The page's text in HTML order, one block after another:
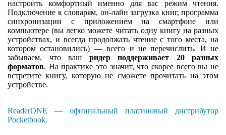
настроить комфортный именно для вас режим чтения.
Подключение к словарям, он-лайн загрузка книг, программа
синхронизации с приложением на смартфоне или
компьютере (вы легко можете читать одну книгу на разных
устройствах, и всегда продолжать чтение с того места, на
котором остановились) — всего и не перечислить. И не
забываем, что ваш ридер поддерживает 20 разных
форматов. На практике это значит, что скорее всего вы не
встретите книгу, которую не сможете прочитать на этом
устройстве.
ReaderONE — официальный платиновый дистрибутор
Pocketbook.